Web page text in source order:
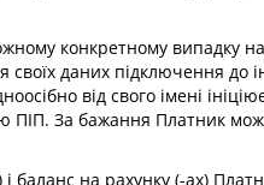
конкретному випадку
даних підключення до
від свого імені
За бажання Платник
баланс на рахунку (-ах)